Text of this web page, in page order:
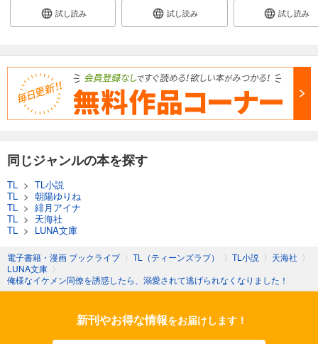
試し読み 試し読み 試し読み
同じジャンルの本を探す
TL > TL小説
TL > 朝陽ゆりね
TL > 緋月アイナ
TL > 天海社
TL > LUNA文庫
電子書籍・漫画 ブックライブ 〉 TL（ティーンズラブ） 〉 TL小説 〉 天海社 〉
LUNA文庫 〉
俺様なイケメン同僚を誘惑したら、溺愛されて逃げられなくなりました！
新刊やお得な情報をお届けします！